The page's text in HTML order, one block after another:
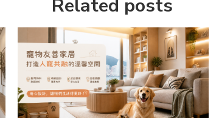
Related posts